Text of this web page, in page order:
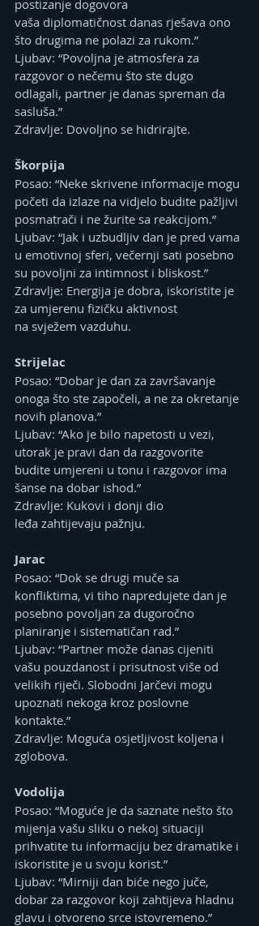
postizanje dogovora
vaša diplomatičnost danas rješava ono
što drugima ne polazi za rukom.”
Ljubav: “Povoljna je atmosfera za
razgovor o nečemu što ste dugo
odlagali, partner je danas spreman da
sasluša.”
Zdravlje: Dovoljno se hidrirajte.
Škorpija
Posao: “Neke skrivene informacije mogu
početi da izlaze na vidjelo budite pažljivi
posmatrači i ne žurite sa reakcijom.”
Ljubav: “Jak i uzbudljiv dan je pred vama
u emotivnoj sferi, večernji sati posebno
su povoljni za intimnost i bliskost.”
Zdravlje: Energija je dobra, iskoristite je
za umjerenu fizičku aktivnost
na svježem vazduhu.
Strijelac
Posao: “Dobar je dan za završavanje
onoga što ste započeli, a ne za okretanje
novih planova.”
Ljubav: “Ako je bilo napetosti u vezi,
utorak je pravi dan da razgovorite
budite umjereni u tonu i razgovor ima
šanse na dobar ishod.”
Zdravlje: Kukovi i donji dio
leđa zahtijevaju pažnju.
Jarac
Posao: “Dok se drugi muče sa
konfliktima, vi tiho napredujete dan je
posebno povoljan za dugoročno
planiranje i sistematičan rad.”
Ljubav: “Partner može danas cijeniti
vašu pouzdanost i prisutnost više od
velikih riječi. Slobodni Jarčevi mogu
upoznati nekoga kroz poslovne
kontakte.”
Zdravlje: Moguća osjetljivost koljena i
zglobova.
Vodolija
Posao: “Moguće je da saznate nešto što
mijenja vašu sliku o nekoj situaciji
prihvatite tu informaciju bez dramatike i
iskoristite je u svoju korist.”
Ljubav: “Mirniji dan biće nego juče,
dobar za razgovor koji zahtijeva hladnu
glavu i otvoreno srce istovremeno.”